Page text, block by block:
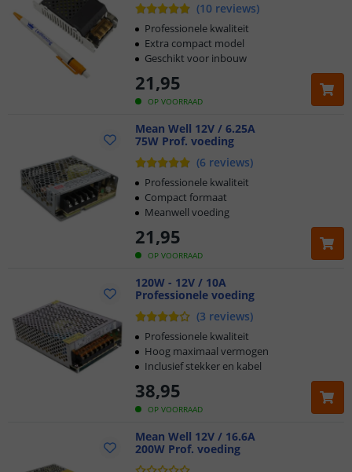
(10 reviews)
OP VOORRAAD
21,95
Professionele kwaliteit
Extra compact model
Geschikt voor inbouw
Mean Well 12V / 6.25A
75W Prof. voeding
(6 reviews)
OP VOORRAAD
21,95
Professionele kwaliteit
Compact formaat
Meanwell voeding
120W - 12V / 10A
Professionele voeding
(3 reviews)
OP VOORRAAD
38,95
Professionele kwaliteit
Hoog maximaal vermogen
Inclusief stekker en kabel
Mean Well 12V / 16.6A
200W Prof. voeding